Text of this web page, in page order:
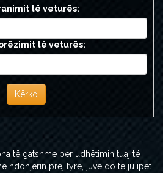
të veturës:
të veturës:
Kërko
të gatshme për udhëtimin tuaj të
ndonjërin prej tyre, juve do të ju ipet